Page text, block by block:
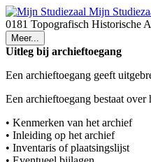
Mijn
0181 Topografisch Historische
Meer...
Uitleg bij archieftoegang
Een archieftoegang geeft
Een archieftoegang bestaat
• Kenmerken van het archief
• Inleiding op het archief
• Inventaris of plaatsingslijst